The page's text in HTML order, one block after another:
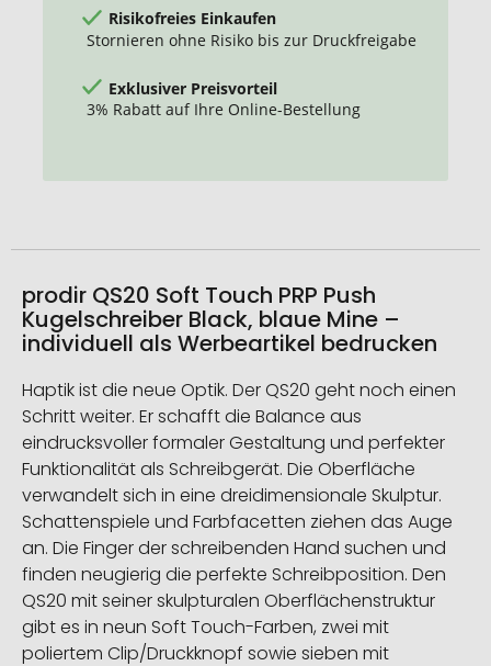
Risikofreies Einkaufen
Stornieren ohne Risiko bis zur Druckfreigabe
Exklusiver Preisvorteil
3% Rabatt auf Ihre Online-Bestellung
prodir QS20 Soft Touch PRP Push
Kugelschreiber Black, blaue Mine –
individuell als Werbeartikel bedrucken
Haptik ist die neue Optik. Der QS20 geht noch einen
Schritt weiter. Er schafft die Balance aus
eindrucksvoller formaler Gestaltung und perfekter
Funktionalität als Schreibgerät. Die Oberfläche
verwandelt sich in eine dreidimensionale Skulptur.
Schattenspiele und Farbfacetten ziehen das Auge
an. Die Finger der schreibenden Hand suchen und
finden neugierig die perfekte Schreibposition. Den
QS20 mit seiner skulpturalen Oberflächenstruktur
gibt es in neun Soft Touch-Farben, zwei mit
poliertem Clip/Druckknopf sowie sieben mit